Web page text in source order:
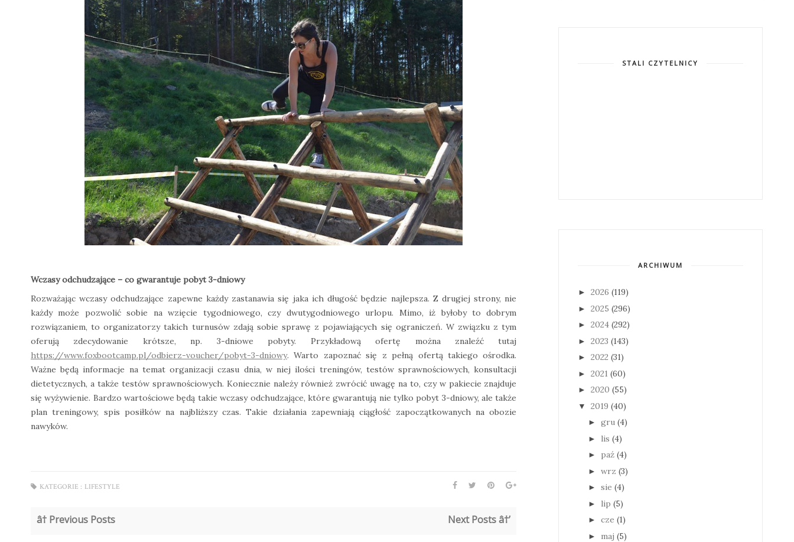
Wczasy odchudzające – co gwarantuje pobyt 3-dniowy
Rozważając wczasy odchudzające zapewne każdy zastanawia się jaka ich długość będzie najlepsza. Z drugiej strony, nie
każdy może pozwolić sobie na wzięcie tygodniowego, czy dwutygodniowego urlopu. Mimo, iż byłoby to dobrym
rozwiązaniem, to organizatorzy takich turnusów zdają sobie sprawę z pojawiających się ograniczeń. W związku z tym
oferują zdecydowanie krótsze, np. 3-dniowe pobyty. Przykładową ofertę można znaleźć tutaj
https://www.foxbootcamp.pl/odbierz-voucher/pobyt-3-dniowy. Warto zapoznać się z pełną ofertą takiego ośrodka.
Ważne będą informacje na temat organizacji czasu dnia, w niej ilości treningów, testów sprawnościowych, konsultacji
dietetycznych, a także testów sprawnościowych. Koniecznie należy również zwrócić uwagę na to, czy w pakiecie znajduje
się wyżywienie. Bardzo wartościowe będą takie wczasy odchudzające, które gwarantują nie tylko pobyt 3-dniowy, ale także
plan treningowy, spis posiłków na najbliższy czas. Takie działania zapewniają ciągłość zapoczątkowanych na obozie
nawyków.
KATEGORIE : LIFESTYLE
â† Previous Posts Next Posts â†’
STALI CZYTELNICY
ARCHIWUM
► 2026 (119)
► 2025 (296)
► 2024 (292)
► 2023 (143)
► 2022 (31)
► 2021 (60)
► 2020 (55)
▼ 2019 (40)
► gru (4)
► lis (4)
► paź (4)
► wrz (3)
► sie (4)
► lip (5)
► cze (1)
► maj (5)